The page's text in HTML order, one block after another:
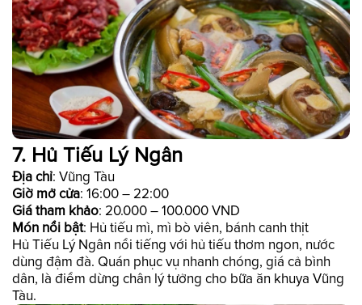
7. Hủ Tiếu Lý Ngân
Địa chỉ: Vũng Tàu
Giờ mở cửa: 16:00 – 22:00
Giá tham khảo: 20.000 – 100.000 VND
Món nổi bật: Hủ tiếu mì, mì bò viên, bánh canh thịt
Hủ Tiếu Lý Ngân nổi tiếng với hủ tiếu thơm ngon, nước
dùng đậm đà. Quán phục vụ nhanh chóng, giá cả bình
dân, là điểm dừng chân lý tưởng cho bữa ăn khuya Vũng
Tàu.